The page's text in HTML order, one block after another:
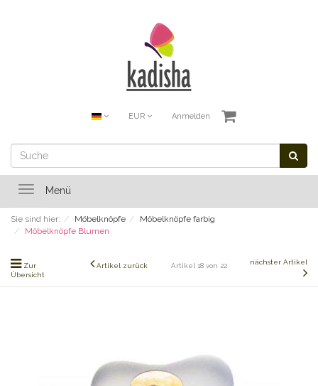
EUR Anmelden
ToggleMenü
Sie sind hier: Möbelknöpfe
Möbelknöpfe farbig
Möbelknöpfe Blumen
Zur
Übersicht
Artikel zurück Artikel 18 von 22 nächster Artikel